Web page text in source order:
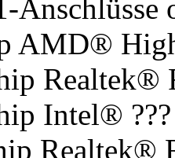
Anschlüsse
AMD®
Realtek®
Intel® ???
Realtek®